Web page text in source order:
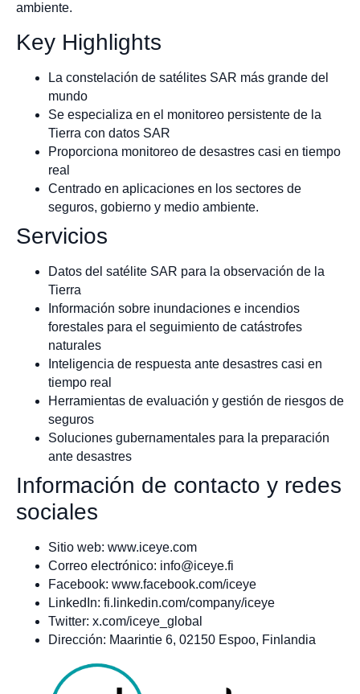
ambiente.
Key Highlights
La constelación de satélites SAR más grande del
mundo
Se especializa en el monitoreo persistente de la
Tierra con datos SAR
Proporciona monitoreo de desastres casi en tiempo
real
Centrado en aplicaciones en los sectores de
seguros, gobierno y medio ambiente.
Servicios
Datos del satélite SAR para la observación de la
Tierra
Información sobre inundaciones e incendios
forestales para el seguimiento de catástrofes
naturales
Inteligencia de respuesta ante desastres casi en
tiempo real
Herramientas de evaluación y gestión de riesgos de
seguros
Soluciones gubernamentales para la preparación
ante desastres
Información de contacto y redes
sociales
Sitio web: www.iceye.com
Correo electrónico: info@iceye.fi
Facebook: www.facebook.com/iceye
LinkedIn: fi.linkedin.com/company/iceye
Twitter: x.com/iceye_global
Dirección: Maarintie 6, 02150 Espoo, Finlandia